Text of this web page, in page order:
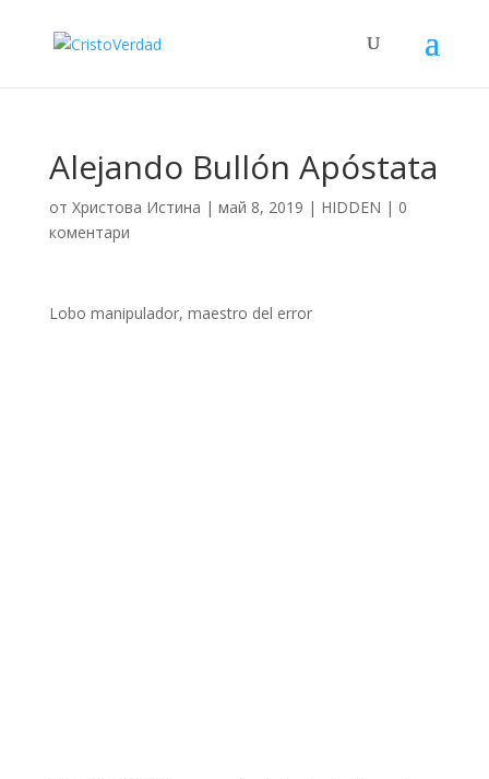
Alejando Bullón Apóstata
от Христова Истина | май 8, 2019 | HIDDEN | 0
коментари
Lobo manipulador, maestro del error